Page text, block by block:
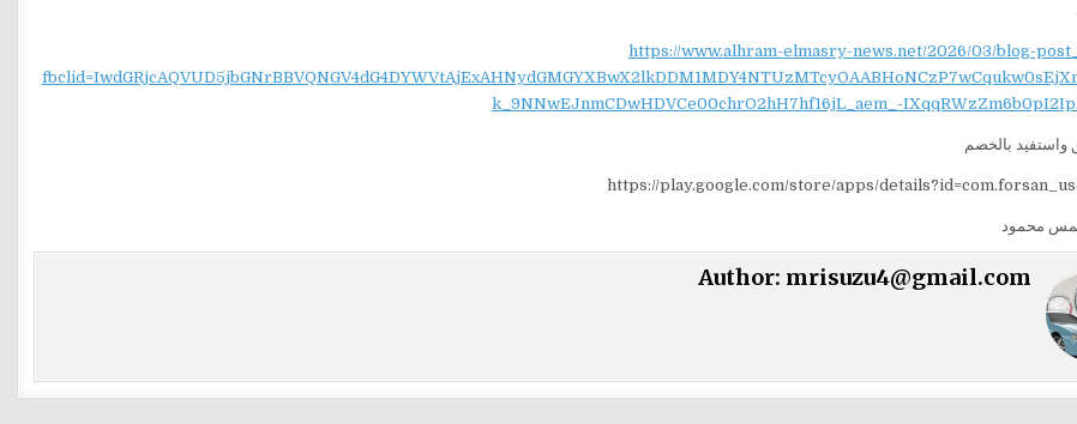
https://www.alhram-elmasry-news.net/2026/03/blog-
k_9NNwEJnmCDwHDVCe00chrO2hH7hf16jL_aem_-
واستفيد بالخصم
https://play.google.com/store/apps/
محمود
Author: mrisuzu4@gmail.com